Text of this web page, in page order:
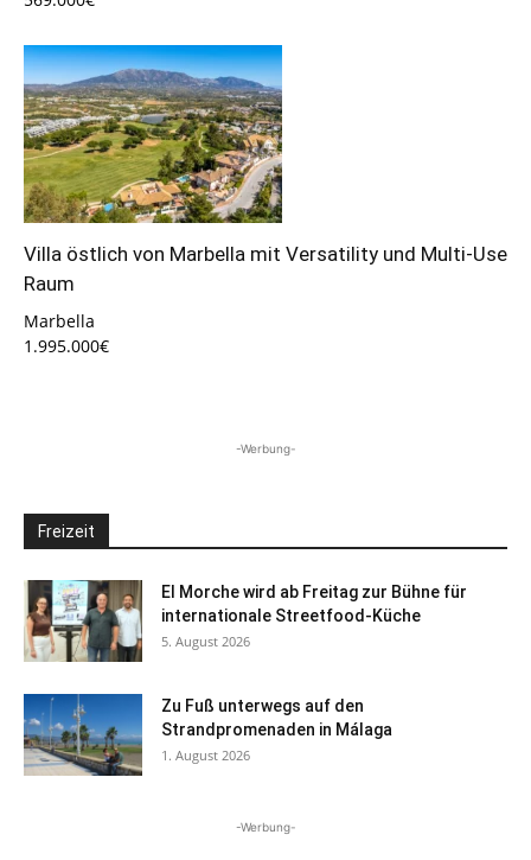
Villa östlich von Marbella mit Versatility und Multi-Use
Raum
Marbella
1.995.000€
-Werbung-
Freizeit
El Morche wird ab Freitag zur Bühne für
internationale Streetfood-Küche
5. August 2026
Zu Fuß unterwegs auf den
Strandpromenaden in Málaga
1. August 2026
-Werbung-